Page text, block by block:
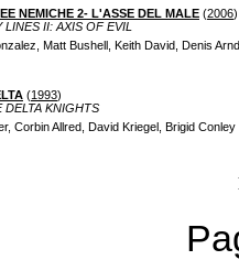
NEMICHE 2- L'ASSE DEL MALE (2006)
LINES II: AXIS OF EVIL
Matt Bushell, Keith David, Denis
(1993)
KNIGHTS
Corbin Allred, David Kriegel, Brigid